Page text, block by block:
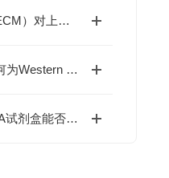
细胞外基质（ECM）对上皮-间充质转化（EMT）作用影响解析
内参抗体：如何为Western Blot实验建立精准参照系？
OneStep ELISA试剂盒能否实现高效精准的蛋白检测？